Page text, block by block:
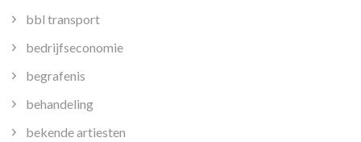
bbl transport
bedrijfseconomie
begrafenis
behandeling
bekende artiesten